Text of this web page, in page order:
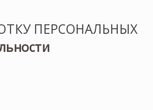
ПЕРСОНАЛЬНЫХ